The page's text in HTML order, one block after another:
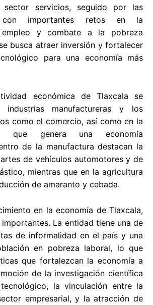
sector servicios, seguido por las
con importantes retos en la
empleo y combate a la pobreza
busca atraer inversión y fortalecer
para una economía más
económica de Tlaxcala se
manufactureras y los
como el comercio, así como en la
que genera una economía
de la manufactura destacan la
de vehículos automotores y de
mientras que en la agricultura
de amaranto y cebada.
en la economía de Tlaxcala,
La entidad tiene una de
de informalidad en el país y una
en pobreza laboral, lo que
que fortalezcan la economía a
de la investigación científica
la vinculación entre la
empresarial, y la atracción de